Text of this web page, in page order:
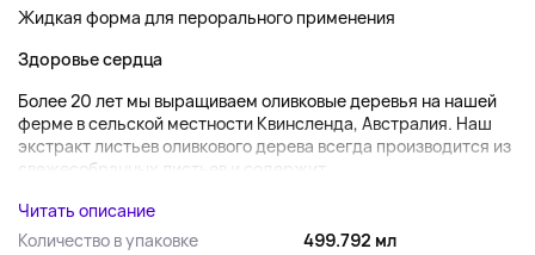
Жидкая форма для перорального применения
Здоровье сердца
Более 20 лет мы выращиваем оливковые деревья на нашей
ферме в сельской местности Квинсленда, Австралия. Наш
экстракт листьев оливкового дерева всегда производится из
свежесобранных листьев и содержит...
Читать описание
Количество в упаковке
499.792 мл